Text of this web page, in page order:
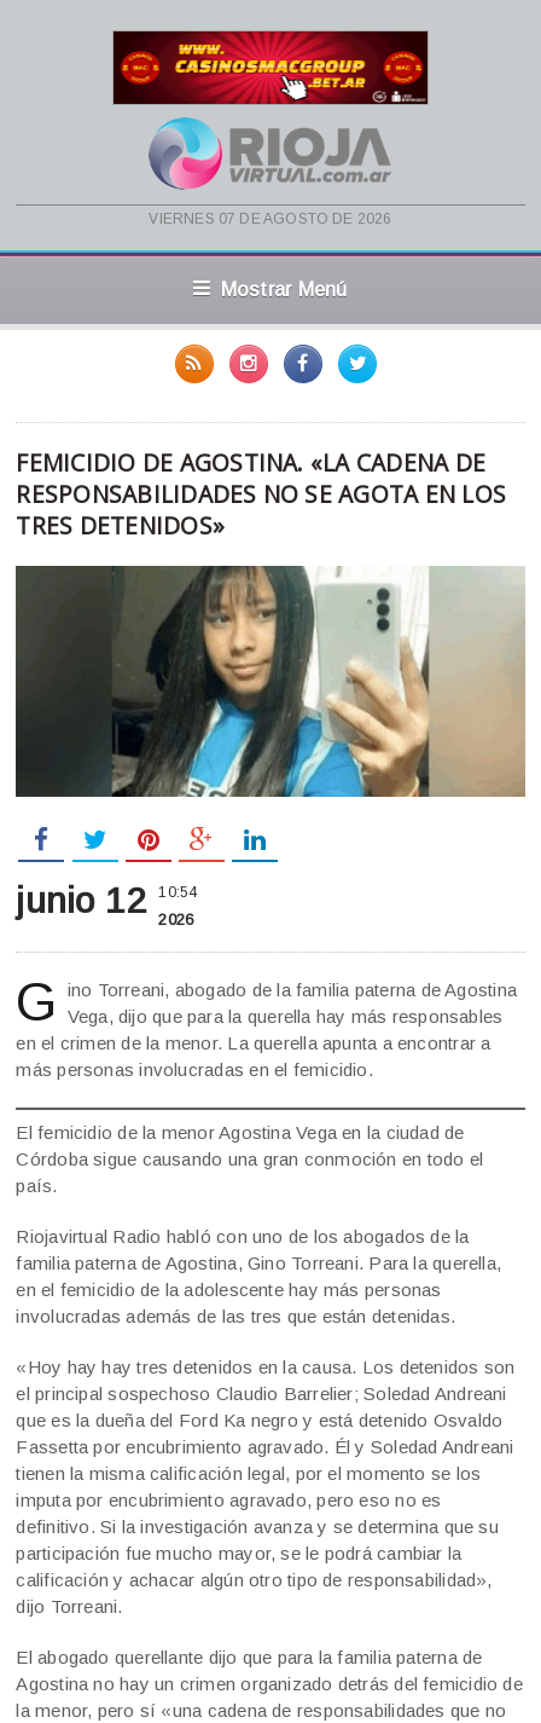
viernes 07 de agosto de 2026
Mostrar Menú
FEMICIDIO DE AGOSTINA. «LA CADENA DE
RESPONSABILIDADES NO SE AGOTA EN LOS
TRES DETENIDOS»
junio 12 10:54
2026
G
ino Torreani, abogado de la familia paterna de Agostina
Vega, dijo que para la querella hay más responsables
en el crimen de la menor. La querella apunta a encontrar a
más personas involucradas en el femicidio.
El femicidio de la menor Agostina Vega en la ciudad de
Córdoba sigue causando una gran conmoción en todo el
país.
Riojavirtual Radio habló con uno de los abogados de la
familia paterna de Agostina, Gino Torreani. Para la querella,
en el femicidio de la adolescente hay más personas
involucradas además de las tres que están detenidas.
«Hoy hay hay tres detenidos en la causa. Los detenidos son
el principal sospechoso Claudio Barrelier; Soledad Andreani
que es la dueña del Ford Ka negro y está detenido Osvaldo
Fassetta por encubrimiento agravado. Él y Soledad Andreani
tienen la misma calificación legal, por el momento se los
imputa por encubrimiento agravado, pero eso no es
definitivo. Si la investigación avanza y se determina que su
participación fue mucho mayor, se le podrá cambiar la
calificación y achacar algún otro tipo de responsabilidad»,
dijo Torreani.
El abogado querellante dijo que para la familia paterna de
Agostina no hay un crimen organizado detrás del femicidio de
la menor, pero sí «una cadena de responsabilidades que no